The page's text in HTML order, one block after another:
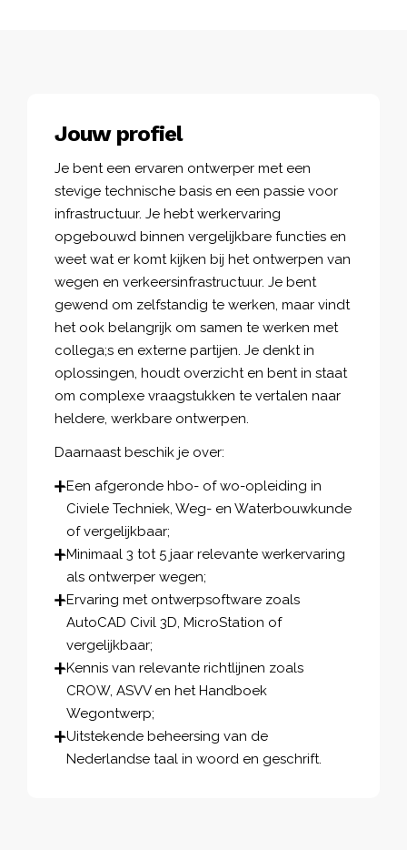
Jouw profiel
Je bent een ervaren ontwerper met een
stevige technische basis en een passie voor
infrastructuur. Je hebt werkervaring
opgebouwd binnen vergelijkbare functies en
weet wat er komt kijken bij het ontwerpen van
wegen en verkeersinfrastructuur. Je bent
gewend om zelfstandig te werken, maar vindt
het ook belangrijk om samen te werken met
collega;s en externe partijen. Je denkt in
oplossingen, houdt overzicht en bent in staat
om complexe vraagstukken te vertalen naar
heldere, werkbare ontwerpen.
Daarnaast beschik je over:
Een afgeronde hbo- of wo-opleiding in
Civiele Techniek, Weg- en Waterbouwkunde
of vergelijkbaar;
Minimaal 3 tot 5 jaar relevante werkervaring
als ontwerper wegen;
Ervaring met ontwerpsoftware zoals
AutoCAD Civil 3D, MicroStation of
vergelijkbaar;
Kennis van relevante richtlijnen zoals
CROW, ASVV en het Handboek
Wegontwerp;
Uitstekende beheersing van de
Nederlandse taal in woord en geschrift.